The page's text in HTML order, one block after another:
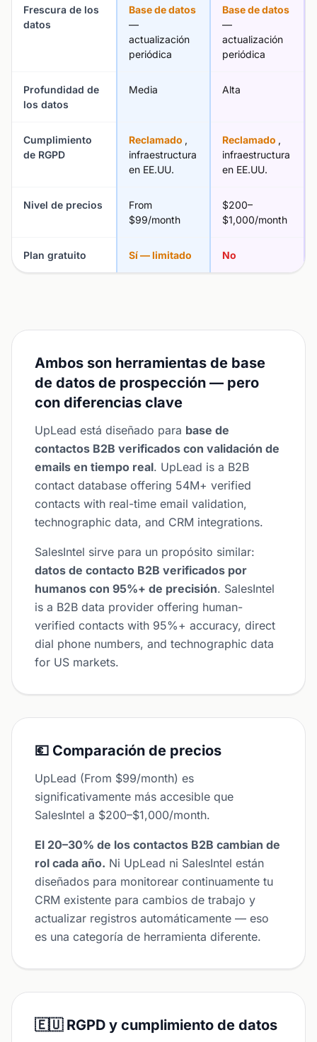
Frescura de los
datos
Base de datos
—
actualización
periódica
Base de datos
—
actualización
periódica
Profundidad de
los datos
Media Alta
Cumplimiento
de RGPD
Reclamado ,
infraestructura
en EE.UU.
Reclamado ,
infraestructura
en EE.UU.
Nivel de precios
From
$99/month
$200–
$1,000/month
Plan gratuito Sí — limitado No
Ambos son herramientas de base
de datos de prospección — pero
con diferencias clave
UpLead está diseñado para base de
contactos B2B verificados con validación de
emails en tiempo real. UpLead is a B2B
contact database offering 54M+ verified
contacts with real-time email validation,
technographic data, and CRM integrations.
SalesIntel sirve para un propósito similar:
datos de contacto B2B verificados por
humanos con 95%+ de precisión. SalesIntel
is a B2B data provider offering human-
verified contacts with 95%+ accuracy, direct
dial phone numbers, and technographic data
for US markets.
💶 Comparación de precios
UpLead (From $99/month) es
significativamente más accesible que
SalesIntel a $200–$1,000/month.
El 20–30% de los contactos B2B cambian de
rol cada año. Ni UpLead ni SalesIntel están
diseñados para monitorear continuamente tu
CRM existente para cambios de trabajo y
actualizar registros automáticamente — eso
es una categoría de herramienta diferente.
🇪🇺 RGPD y cumplimiento de datos